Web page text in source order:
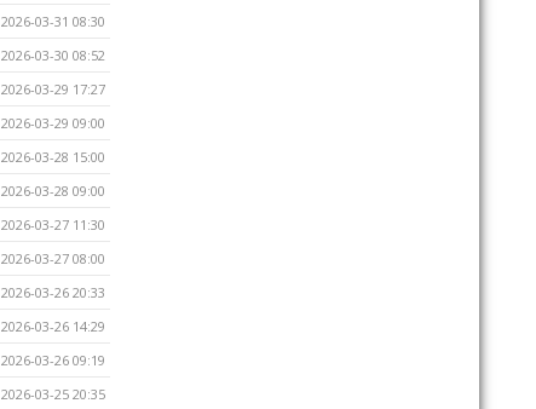
2026-03-31 08:30
2026-03-30 08:52
2026-03-29 17:27
2026-03-29 09:00
2026-03-28 15:00
2026-03-28 09:00
2026-03-27 11:30
2026-03-27 08:00
2026-03-26 20:33
2026-03-26 14:29
2026-03-26 09:19
2026-03-25 20:35